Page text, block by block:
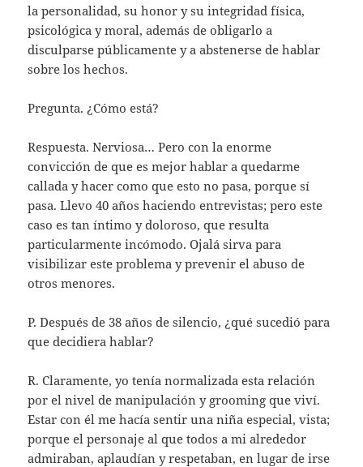
la personalidad, su honor y su integridad física,
psicológica y moral, además de obligarlo a
disculparse públicamente y a abstenerse de hablar
sobre los hechos.
Pregunta. ¿Cómo está?
Respuesta. Nerviosa… Pero con la enorme
convicción de que es mejor hablar a quedarme
callada y hacer como que esto no pasa, porque sí
pasa. Llevo 40 años haciendo entrevistas; pero este
caso es tan íntimo y doloroso, que resulta
particularmente incómodo. Ojalá sirva para
visibilizar este problema y prevenir el abuso de
otros menores.
P. Después de 38 años de silencio, ¿qué sucedió para
que decidiera hablar?
R. Claramente, yo tenía normalizada esta relación
por el nivel de manipulación y grooming que viví.
Estar con él me hacía sentir una niña especial, vista;
porque el personaje al que todos a mi alrededor
admiraban, aplaudían y respetaban, en lugar de irse